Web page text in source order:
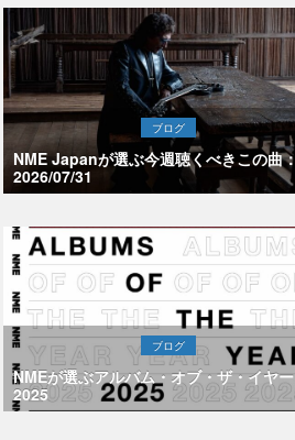
ブログ
NME Japanが選ぶ今週聴くべきこの曲：
2026/07/31
ブログ
NMEが選ぶアルバム・オブ・ザ・イヤー
2025